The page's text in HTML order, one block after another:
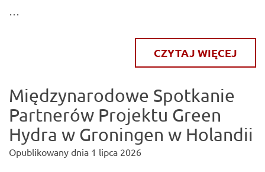
CZYTAJ WIĘCEJ
Międzynarodowe Spotkanie
Partnerów Projektu Green
Hydra w Groningen w Holandii
Opublikowany dnia 1 lipca 2026